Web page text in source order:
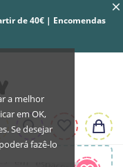
a melhor
em OK,
Se desejar
fazê-lo
de 40€ | Encomendas